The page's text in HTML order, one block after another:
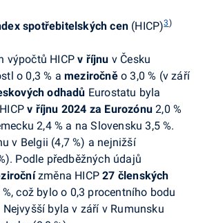
spotřebitelských cen (HICP)3)
výpočtů HICP v říjnu v Česku
o 0,3 % ameziročněo 3,0 % (v září
odhadů Eurostatu byla
v říjnu 2024 za Eurozónu 2,0 %
2,4 % a na Slovensku 3,5 %.
v Belgii (4,7 %) a nejnižší
Podle předběžných údajů
změna HICP27 členských
%, což bylo o 0,3 procentního bodu
Nejvyšší byla v září v Rumunsku